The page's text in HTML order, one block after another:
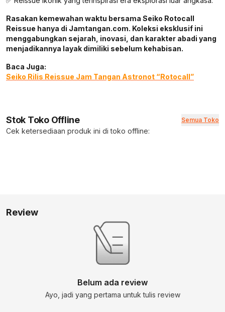
Rasakan kemewahan waktu bersama Seiko Rotocall
Reissue hanya di Jamtangan.com. Koleksi eksklusif ini
menggabungkan sejarah, inovasi, dan karakter abadi yang
menjadikannya layak dimiliki sebelum kehabisan.
Baca Juga:
Seiko Rilis Reissue Jam Tangan Astronot “Rotocall”
Stok Toko Offline Semua Toko
Cek ketersediaan produk ini di toko offline:
Review
Belum ada review
Ayo, jadi yang pertama untuk tulis review